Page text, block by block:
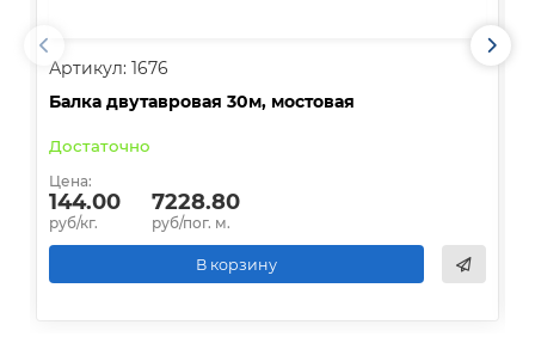
Артикул: 1676
Балка двутавровая 30м, мостовая
Достаточно
Цена:
144.00
руб/кг.
7228.80
руб/пог. м.
В корзину